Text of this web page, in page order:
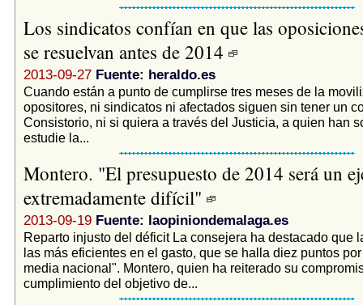
Los sindicatos confían en que las
se resuelvan antes de 2014
2013-09-27 Fuente: heraldo.es
Cuando están a punto de cumplirse tres meses de la
opositores, ni sindicatos ni afectados siguen sin tener un
Consistorio, ni si quiera a través del Justicia, a quien han
estudie la...
Montero. "El presupuesto de 2014 será un
extremadamente difícil"
2013-09-19 Fuente: laopiniondemalaga.es
Reparto injusto del déficit La consejera ha destacado que
las más eficientes en el gasto, que se halla diez puntos
media nacional". Montero, quien ha reiterado su
cumplimiento del objetivo de...